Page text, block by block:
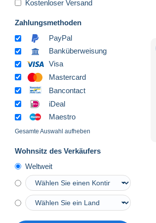
Kostenloser Versand
Zahlungsmethoden
PayPal
Banküberweisung
Visa
Mastercard
Bancontact
iDeal
Maestro
Gesamte Auswahl aufheben
Wohnsitz des Verkäufers
Weltweit